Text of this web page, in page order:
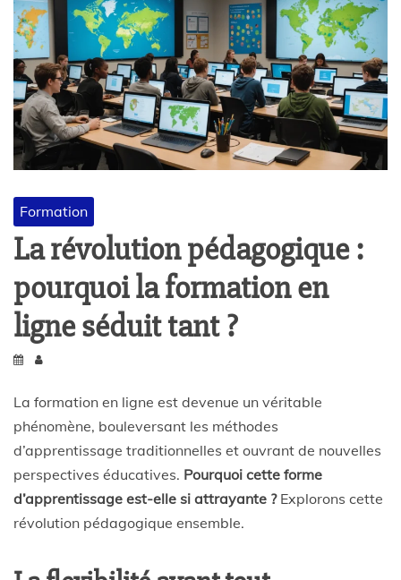
Formation
La révolution pédagogique :
pourquoi la formation en
ligne séduit tant ?
La formation en ligne est devenue un véritable
phénomène, bouleversant les méthodes
d’apprentissage traditionnelles et ouvrant de nouvelles
perspectives éducatives. Pourquoi cette forme
d’apprentissage est-elle si attrayante ?Explorons cette
révolution pédagogique ensemble.